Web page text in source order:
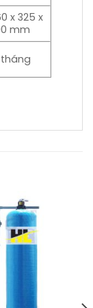
x 325 x
mm